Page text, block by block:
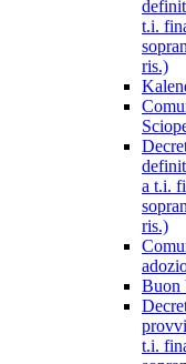
t.i.
ris.)
a t.i.
ris.)
Buon
t.i.